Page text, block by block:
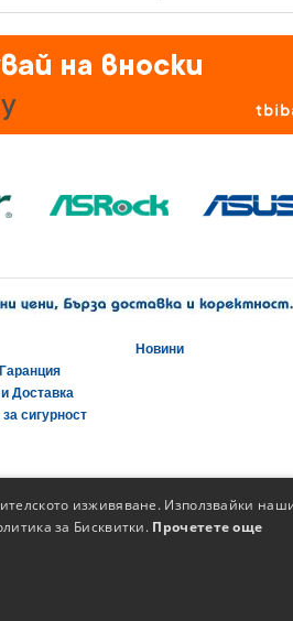
Доставка
сигурност
Новини
изживяване. Използвайки
за Бисквитки. Прочетете още